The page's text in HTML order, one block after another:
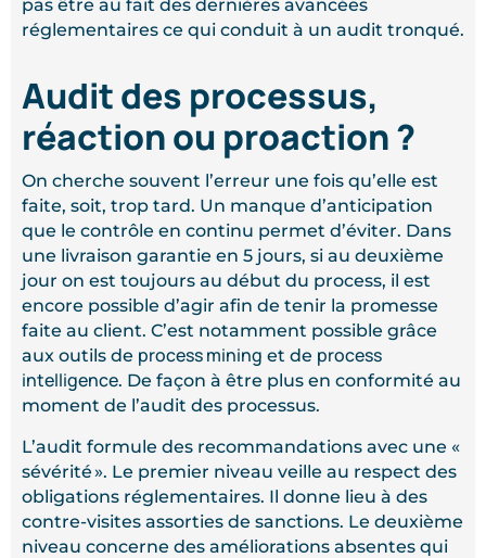
pas être au fait des dernières avancées
réglementaires ce qui conduit à un audit tronqué.
Audit des processus,
réaction ou proaction ?
On cherche souvent l’erreur une fois qu’elle est
faite, soit, trop tard. Un manque d’anticipation
que le contrôle en continu permet d’éviter. Dans
une livraison garantie en 5 jours, si au deuxième
jour on est toujours au début du process, il est
encore possible d’agir afin de tenir la promesse
faite au client. C’est notamment possible grâce
aux outils de process mining et de process
intelligence. De façon à être plus en conformité au
moment de l’audit des processus.
L’audit formule des recommandations avec une «
sévérité ». Le premier niveau veille au respect des
obligations réglementaires. Il donne lieu à des
contre-visites assorties de sanctions. Le deuxième
niveau concerne des améliorations absentes qui